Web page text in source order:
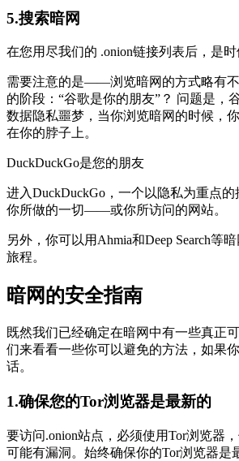
5.搜索暗网
在您用尽我们的 .onion链接列表后，是时
需要注意的是——浏览暗网的方式略有
的阶段：“谷歌是你的朋友”？ 问题是，
数据隐私噩梦，当你浏览暗网的时候，
在你的脖子上。
DuckDuckGo是您的朋友
进入DuckDuckGo，一个以隐私为重点
你所做的一切——或你所访问的网站。
另外，你可以用Ahmia和Deep Search等
旅程。
暗网的安全指南
既然我们已经确定在暗网中有一些真正
们来看看一些你可以避免的方法，如果
话。
1.确保您的Tor浏览器是最新的
要访问.onion站点，必须使用Tor浏览器
可能有漏洞。始终确保你的Tor浏览器是